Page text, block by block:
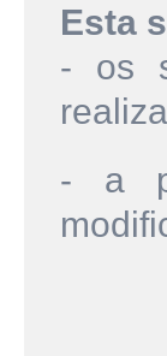
Esta
- os
- a